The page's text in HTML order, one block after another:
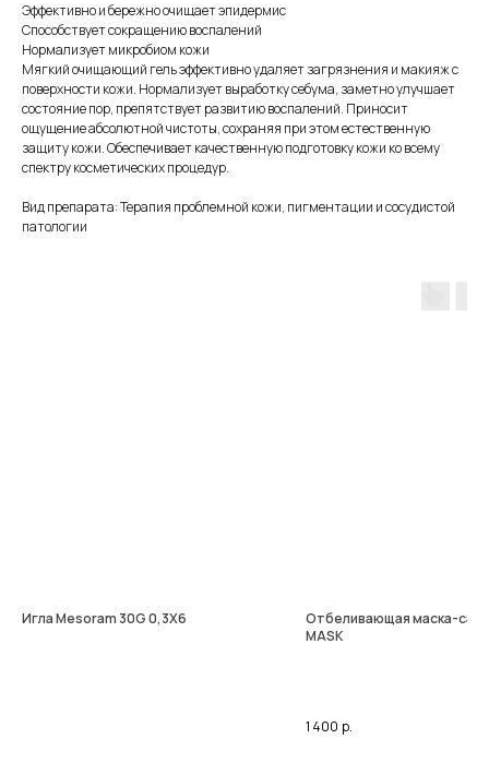
Эффективно и бережно очищает эпидермис
Способствует сокращению воспалений
Нормализует микробиом кожи
Мягкий очищающий гель эффективно удаляет загрязнения и макияж с
поверхности кожи. Нормализует выработку себума, заметно улучшает
состояние пор, препятствует развитию воспалений. Приносит
ощущение абсолютной чистоты, сохраняя при этом естественную
защиту кожи. Обеспечивает качественную подготовку кожи ко всему
спектру косметических процедур.
Вид препарата: Терапия проблемной кожи, пигментации и сосудистой
патологии
Игла Mesoram 30G 0,3Х6
Отбеливающая маска-саше
MASK
1 400 р.